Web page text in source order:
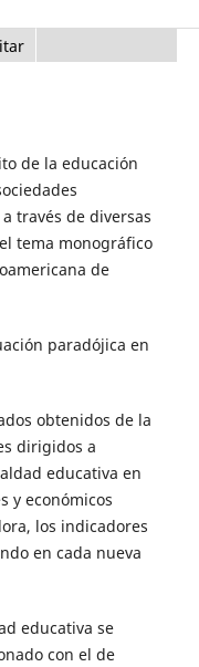
de la educación
través de diversas
tema monográfico
de
paradójica en
obtenidos de la
dirigidos a
educativa en
y económicos
los indicadores
en cada nueva
educativa se
con el de